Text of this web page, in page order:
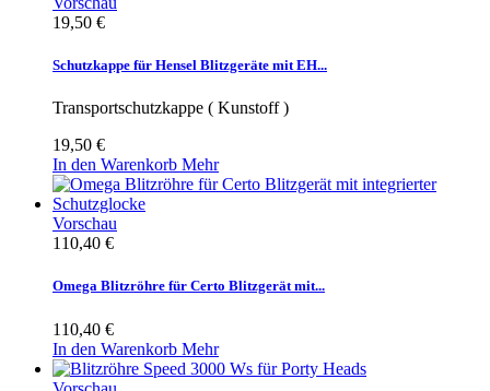
19,50 €
Schutzkappe für Hensel Blitzgeräte mit EH...
Transportschutzkappe ( Kunstoff )
19,50 €
In den Warenkorb Mehr
Vorschau
110,40 €
Omega Blitzröhre für Certo Blitzgerät mit...
110,40 €
In den Warenkorb Mehr